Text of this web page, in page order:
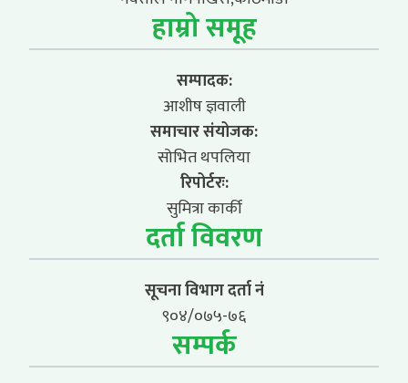
हाम्रो समूह
सम्पादक:
आशीष ज्ञवाली
समाचार संयोजक:
सोभित थपलिया
रिपोर्टरः:
सुमित्रा कार्की
दर्ता विवरण
सूचना विभाग दर्ता नं
९०४/०७५-७६
सम्पर्क